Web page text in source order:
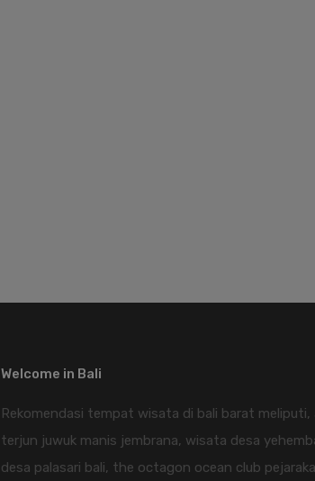
Welcome in Bali
Rekomendasi tempat wisata di bali barat meliputi,
terjun juwuk manis jembrana, wisata desa
desa palasari bali, the octagon ocean club